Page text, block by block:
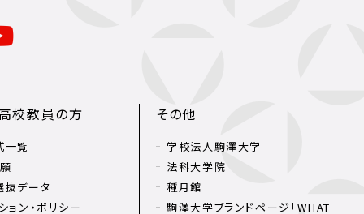
校教員の方
一覧
抜データ
ョン・ポリシー
その他
学校法人駒澤大学
法科大学院
種月館
駒澤大学ブランドページ「WHAT